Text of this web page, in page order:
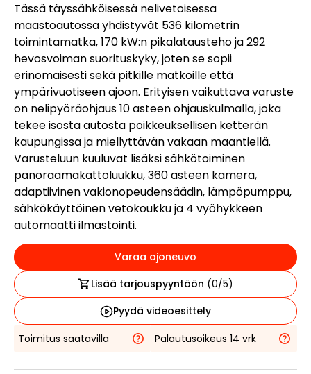
Tässä täyssähköisessä nelivetoisessa
maastoautossa yhdistyvät 536 kilometrin
toimintamatka, 170 kW:n pikalatausteho ja 292
hevosvoiman suorituskyky, joten se sopii
erinomaisesti sekä pitkille matkoille että
ympärivuotiseen ajoon. Erityisen vaikuttava varuste
on nelipyöräohjaus 10 asteen ohjauskulmalla, joka
tekee isosta autosta poikkeuksellisen ketterän
kaupungissa ja miellyttävän vakaan maantiellä.
Varusteluun kuuluvat lisäksi sähkötoiminen
panoraamakattoluukku, 360 asteen kamera,
adaptiivinen vakionopeudensäädin, lämpöpumppu,
sähkökäyttöinen vetokoukku ja 4 vyöhykkeen
automaatti ilmastointi.
Varaa ajoneuvo
Lisää tarjouspyyntöön (0/5)
Pyydä videoesittely
Toimitus saatavilla
Palautusoikeus 14 vrk